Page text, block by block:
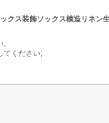
クス装飾ソックス模造リネン
てください;